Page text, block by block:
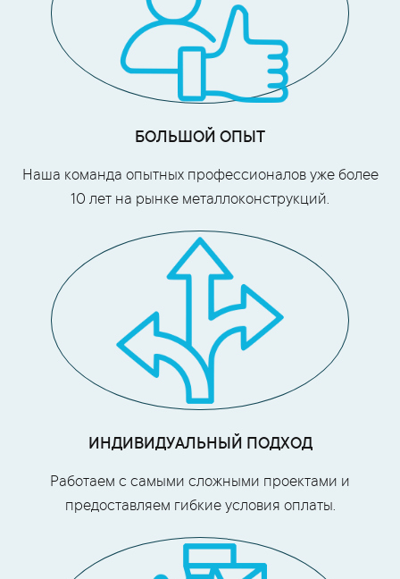
БОЛЬШОЙ ОПЫТ
Наша команда опытных профессионалов уже более
10 лет на рынке металлоконструкций.
ИНДИВИДУАЛЬНЫЙ ПОДХОД
Работаем с самыми сложными проектами и
предоставляем гибкие условия оплаты.